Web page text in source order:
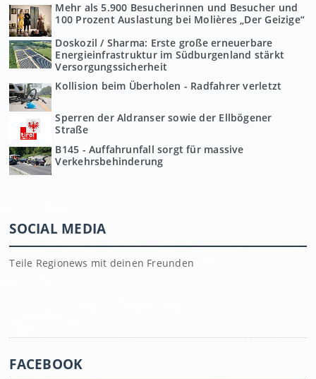
Mehr als 5.900 Besucherinnen und Besucher und
100 Prozent Auslastung bei Molières „Der Geizige“
Doskozil / Sharma: Erste große erneuerbare
Energieinfrastruktur im Südburgenland stärkt
Versorgungssicherheit
Kollision beim Überholen - Radfahrer verletzt
Sperren der Aldranser sowie der Ellbögener
Straße
B145 - Auffahrunfall sorgt für massive
Verkehrsbehinderung
SOCIAL MEDIA
Teile Regionews mit deinen Freunden
FACEBOOK